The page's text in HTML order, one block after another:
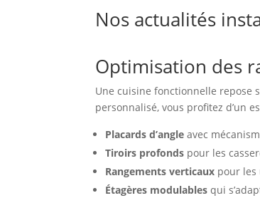
Nos actualités
Optimisation des
Une cuisine fonctionnelle repose
personnalisé, vous profitez d’un
Placards d’angle avec
Tiroirs profonds pour les
Rangements verticaux pour les
Étagères modulables qui